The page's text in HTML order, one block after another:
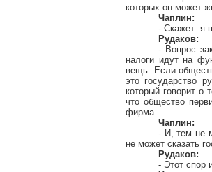
которых он может
Чаплин:
- Скажет: я
Рудаков:
- Вопрос
налоги идут на
вещь. Если
это государство
который говорит о
что общество
фирма.
Чаплин:
- И, тем не
не может сказать
Рудаков:
- Этот спор